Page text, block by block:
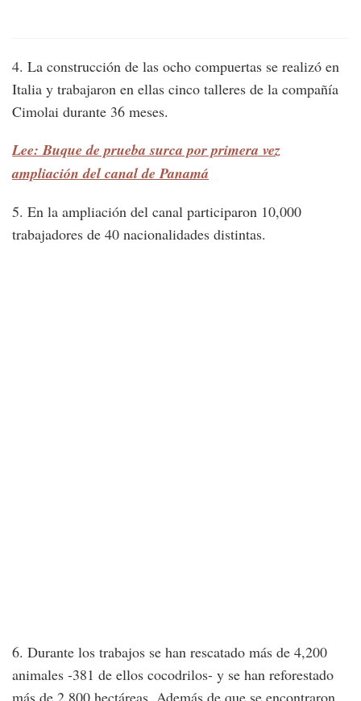
4. La construcción de las ocho compuertas se realizó en
Italia y trabajaron en ellas cinco talleres de la compañía
Cimolai durante 36 meses.
Lee: Buque de prueba surca por primera vez
ampliación del canal de Panamá
5. En la ampliación del canal participaron 10,000
trabajadores de 40 nacionalidades distintas.
6. Durante los trabajos se han rescatado más de 4,200
animales -381 de ellos cocodrilos- y se han reforestado
más de 2,800 hectáreas. Además de que se encontraron